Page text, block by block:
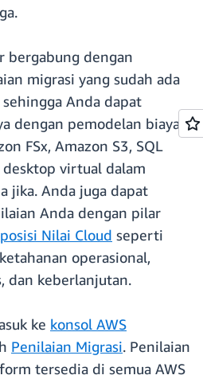
bergabung dengan
migrasi yang sudah ada
Anda dapat
dengan pemodelan biaya
FSx, Amazon S3, SQL
desktop virtual dalam
jika. Anda juga dapat
Anda dengan pilar
Nilai Cloud seperti
operasional,
dan keberlanjutan.
ke konsol AWS
Penilaian Migrasi. Penilaian
tersedia di semua AWS